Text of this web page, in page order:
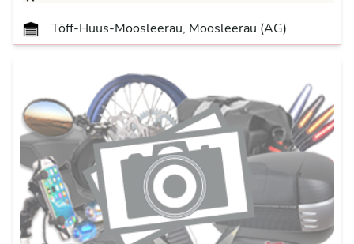
Töff-Huus-Moosleerau, Moosleerau (AG)